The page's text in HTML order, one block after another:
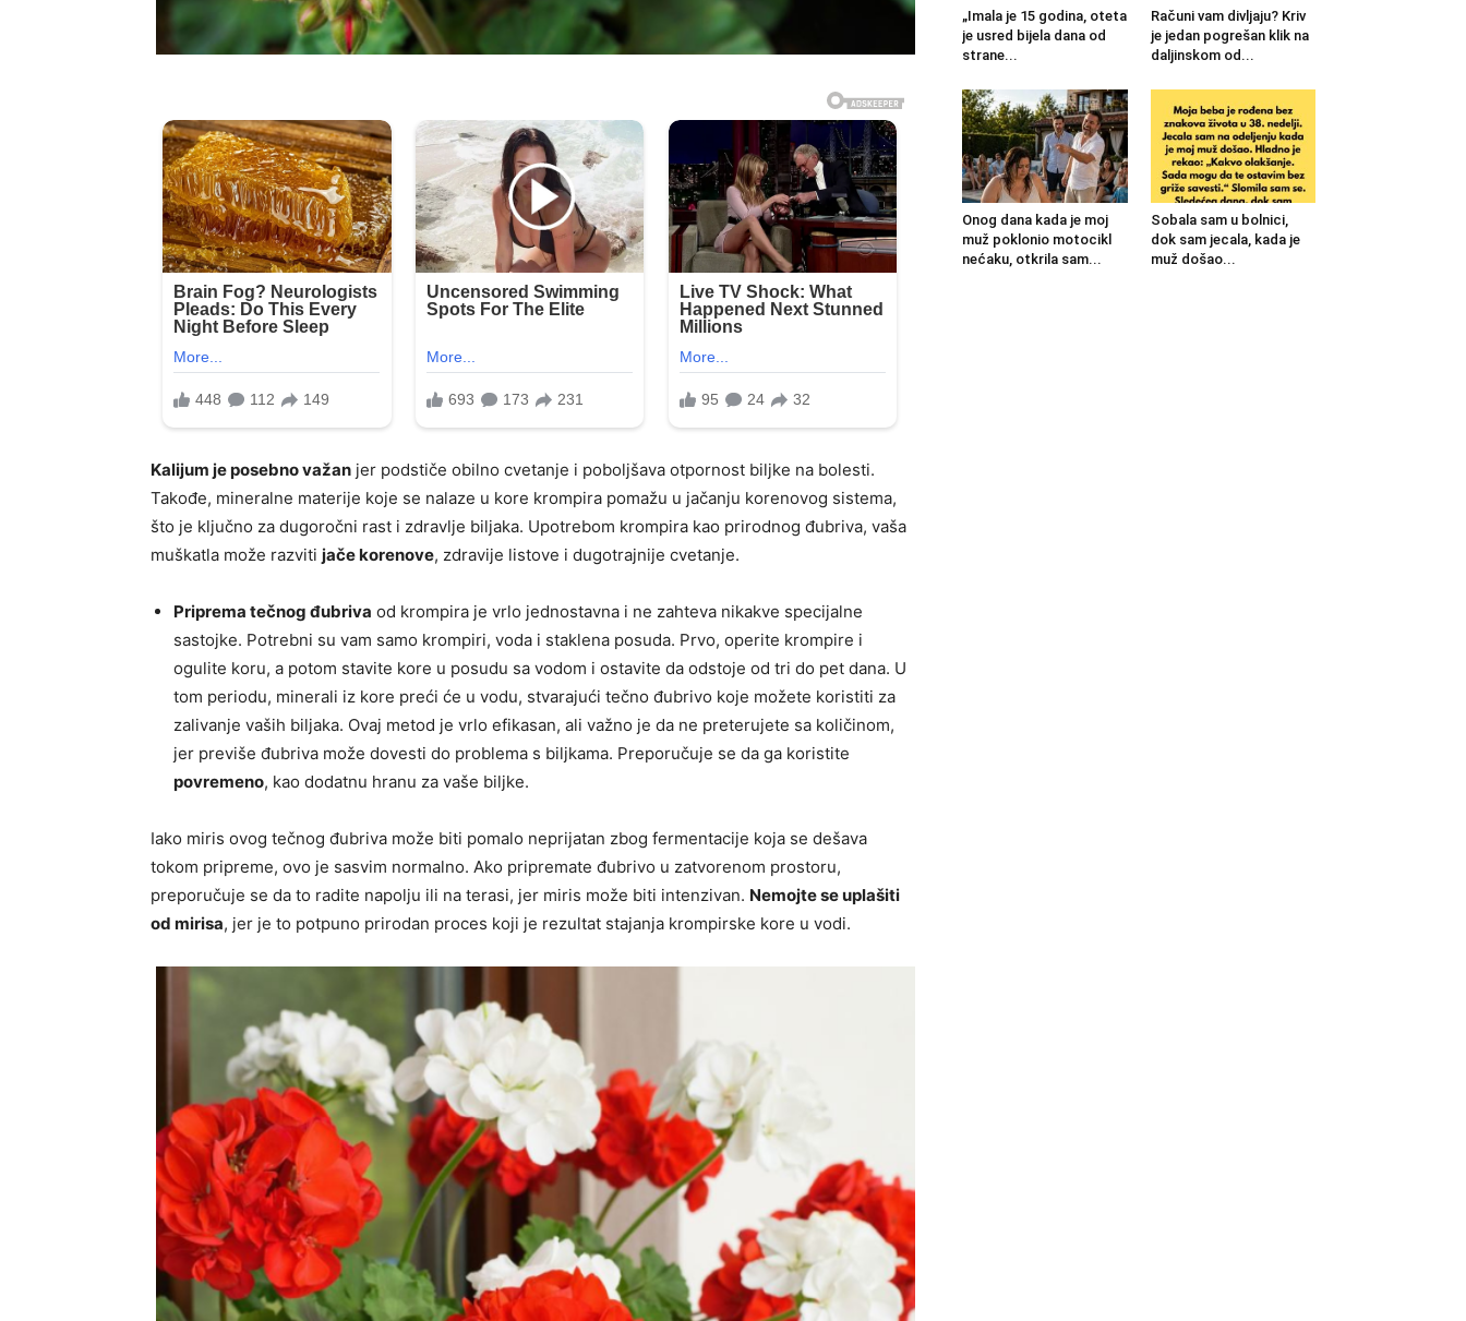
Kalijum je posebno važan jer podstiče obilno cvetanje i poboljšava otpornost biljke na bolesti.
Takođe, mineralne materije koje se nalaze u kore krompira pomažu u jačanju korenovog sistema,
što je ključno za dugoročni rast i zdravlje biljaka. Upotrebom krompira kao prirodnog đubriva, vaša
muškatla može razviti jače korenove, zdravije listove i dugotrajnije cvetanje.
Priprema tečnog đubriva od krompira je vrlo jednostavna i ne zahteva nikakve specijalne
sastojke. Potrebni su vam samo krompiri, voda i staklena posuda. Prvo, operite krompire i
ogulite koru, a potom stavite kore u posudu sa vodom i ostavite da odstoje od tri do pet dana. U
tom periodu, minerali iz kore preći će u vodu, stvarajući tečno đubrivo koje možete koristiti za
zalivanje vaših biljaka. Ovaj metod je vrlo efikasan, ali važno je da ne preterujete sa količinom,
jer previše đubriva može dovesti do problema s biljkama. Preporučuje se da ga koristite
povremeno, kao dodatnu hranu za vaše biljke.
Iako miris ovog tečnog đubriva može biti pomalo neprijatan zbog fermentacije koja se dešava
tokom pripreme, ovo je sasvim normalno. Ako pripremate đubrivo u zatvorenom prostoru,
preporučuje se da to radite napolju ili na terasi, jer miris može biti intenzivan. Nemojte se uplašiti
od mirisa, jer je to potpuno prirodan proces koji je rezultat stajanja krompirske kore u vodi.
„Imala je 15 godina, oteta
je usred bijela dana od
strane...
Računi vam divljaju? Kriv
je jedan pogrešan klik na
daljinskom od...
Onog dana kada je moj
muž poklonio motocikl
nećaku, otkrila sam...
Sobala sam u bolnici,
dok sam jecala, kada je
muž došao...